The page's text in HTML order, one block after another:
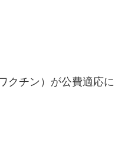
クチン）が公費適応に